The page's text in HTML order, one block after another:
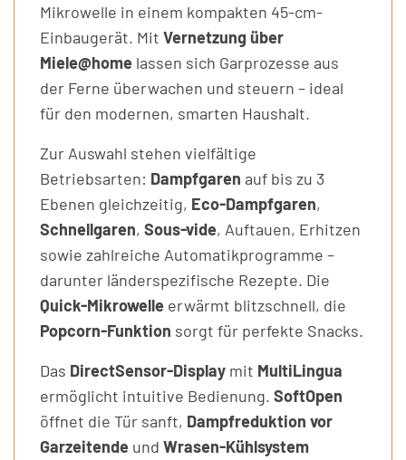
Mikrowelle in einem kompakten 45-cm-
Einbaugerät. Mit Vernetzung über
Miele@home lassen sich Garprozesse aus
der Ferne überwachen und steuern – ideal
für den modernen, smarten Haushalt.
Zur Auswahl stehen vielfältige
Betriebsarten: Dampfgaren auf bis zu 3
Ebenen gleichzeitig, Eco-Dampfgaren,
Schnellgaren, Sous-vide, Auftauen, Erhitzen
sowie zahlreiche Automatikprogramme –
darunter länderspezifische Rezepte. Die
Quick-Mikrowelle erwärmt blitzschnell, die
Popcorn-Funktion sorgt für perfekte Snacks.
Das DirectSensor-Display mit MultiLingua
ermöglicht intuitive Bedienung. SoftOpen
öffnet die Tür sanft, Dampfreduktion vor
Garzeitende und Wrasen-Kühlsystem